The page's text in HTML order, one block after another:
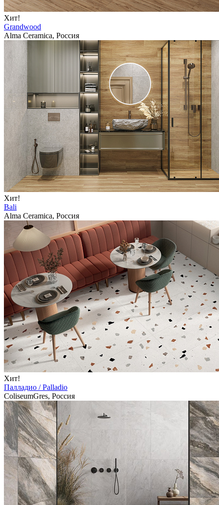
Хит!
Grandwood
Alma Ceramica, Россия
Хит!
Bali
Alma Ceramica, Россия
Хит!
Палладио / Palladio
ColiseumGres, Россия